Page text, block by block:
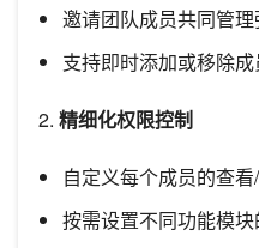
邀请团队成员共同管
支持即时添加或移除成
2. 精细化权限控制
自定义每个成员的查
按需设置不同功能模